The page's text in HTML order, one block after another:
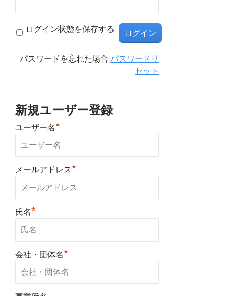
ログイン状態を保存する
パスワードを忘れた場合パスワードリ
セット
新規ユーザー登録
ユーザー名*
メールアドレス*
氏名*
会社・団体名*